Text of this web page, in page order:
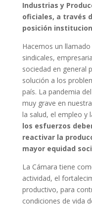
Industrias y
oficiales, a través
posición
Hacemos un
sindicales,
sociedad en general
solución a los
país. La pandemia
muy grave en
la salud, el empleo y
los esfuerzos
reactivar la
mayor equidad
La Cámara tiene
actividad, el
productivo, para
condiciones de vida